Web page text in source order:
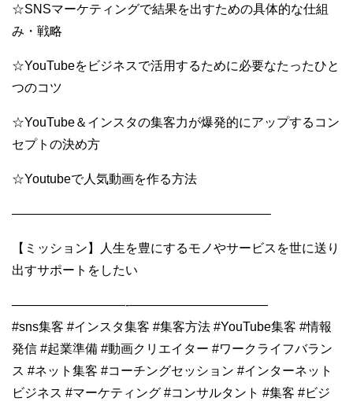
☆SNSマーケティングで結果を出すための具体的な仕組
み・戦略
☆YouTubeをビジネスで活用するために必要なたったひと
つのコツ
☆YouTube＆インスタの集客力が爆発的にアップするコン
セプトの決め方
☆Youtubeで人気動画を作る方法
————————————————————–
【ミッション】人生を豊にするモノやサービスを世に送り
出すサポートをしたい
—————————-———————————
#sns集客 #インスタ集客 #集客方法 #YouTube集客 #情報
発信 #起業準備 #動画クリエイター #ワークライフバラン
ス #ネット集客 #コーチングセッション #インターネット
ビジネス #マーケティング #コンサルタント #集客 #ビジ